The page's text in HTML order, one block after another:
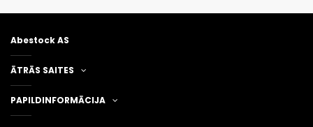
Abestock AS
ĀTRĀS SAITES
PAPILDINFORMĀCIJA